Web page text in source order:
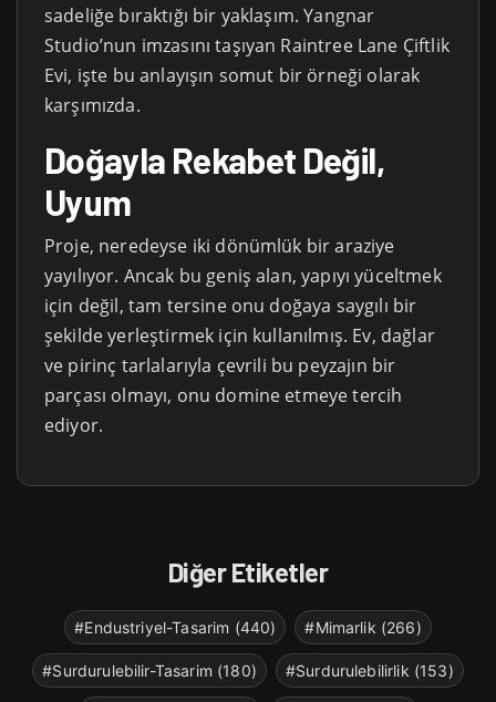
sadeliğe bıraktığı bir yaklaşım. Yangnar
Studio’nun imzasını taşıyan Raintree Lane Çiftlik
Evi, işte bu anlayışın somut bir örneği olarak
karşımızda.
Doğayla Rekabet Değil,
Uyum
Proje, neredeyse iki dönümlük bir araziye
yayılıyor. Ancak bu geniş alan, yapıyı yüceltmek
için değil, tam tersine onu doğaya saygılı bir
şekilde yerleştirmek için kullanılmış. Ev, dağlar
ve pirinç tarlalarıyla çevrili bu peyzajın bir
parçası olmayı, onu domine etmeye tercih
ediyor.
Diğer Etiketler
#Endustriyel-Tasarim (440) #Mimarlik (266)
#Surdurulebilir-Tasarim (180) #Surdurulebilirlik (153)